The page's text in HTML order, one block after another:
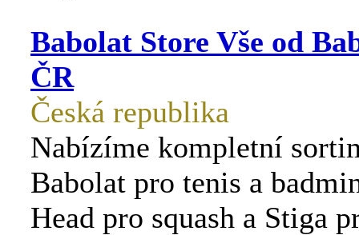
Babolat Store Vše od
ČR
Česká republika
Nabízíme kompletní
Babolat pro tenis a
Head pro squash a Stiga